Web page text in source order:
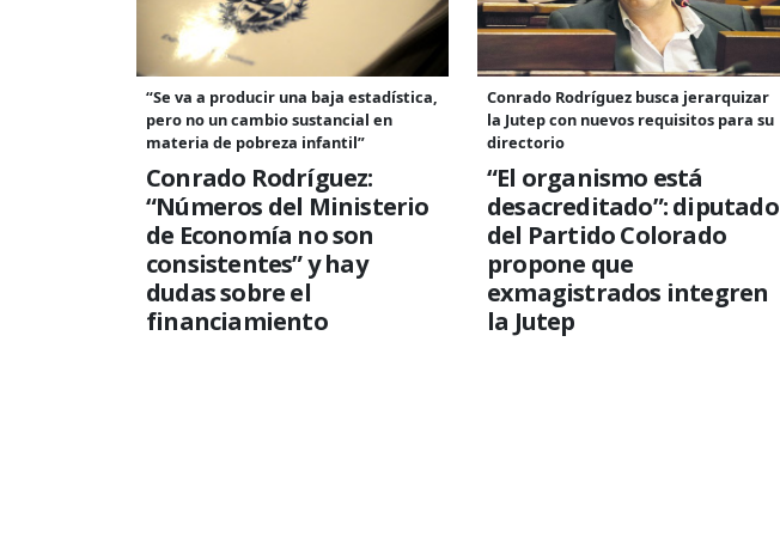
“Se va a producir una baja estadística,
pero no un cambio sustancial en
materia de pobreza infantil”
Conrado Rodríguez:
“Números del Ministerio
de Economía no son
consistentes” y hay
dudas sobre el
financiamiento
Conrado Rodríguez busca jerarquizar
la Jutep con nuevos requisitos para su
directorio
“El organismo está
desacreditado”: diputado
del Partido Colorado
propone que
exmagistrados integren
la Jutep